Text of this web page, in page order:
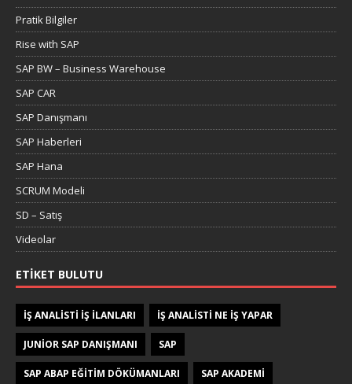
Pratik Bilgiler
Rise with SAP
SAP BW – Business Warehouse
SAP CAR
SAP Danışmanı
SAP Haberleri
SAP Hana
SCRUM Modeli
SD – Satış
Videolar
ETIKET BULUTU
IŞ ANALISTI IŞ ILANLARI IŞ ANALISTI NE IŞ YAPAR
JUNIOR SAP DANIŞMANI SAP
SAP ABAP EĞITIM DÖKÜMANLARI SAP AKADEMI